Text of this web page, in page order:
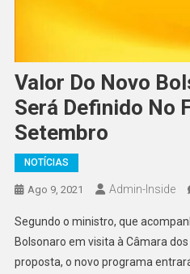
Valor Do Novo
Será Definido No
Setembro
NOTÍCIAS
Ago 9, 2021 Admin-Inside
Segundo o ministro, que
Bolsonaro em visita à Câmara
proposta, o novo programa